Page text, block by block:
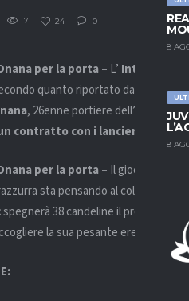
8
8
7 24 0
per la porta – L’ Inter
sta
quanto riportato da “
Sky Sport
, 26enne portiere dell’ . Il
contratto con i lancieri fino al
per la porta – Il giocatore,
sta pensando al colpo a
spegnerà 38 candeline il prossimo
la sua pesante eredità.